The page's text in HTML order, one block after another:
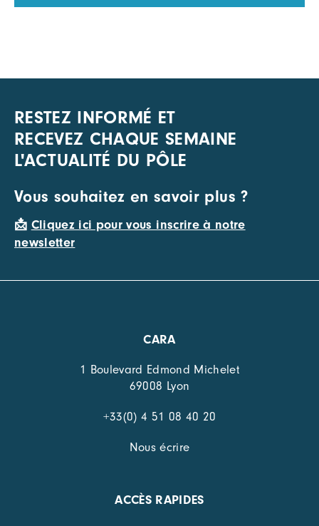
RESTEZ INFORMÉ ET
RECEVEZ CHAQUE SEMAINE
L'ACTUALITÉ DU PÔLE
Vous souhaitez en savoir plus ?
📩 Cliquez ici pour vous inscrire à notre
newsletter
CARA
1 Boulevard Edmond Michelet
69008 Lyon
+33(0) 4 51 08 40 20
Nous écrire
ACCÈS RAPIDES